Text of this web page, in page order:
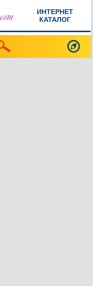
ИНТЕРНЕТ
КАТАЛОГ